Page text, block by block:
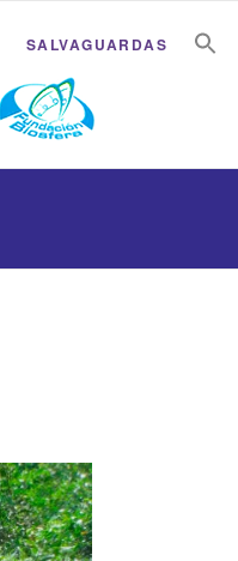
SALVAGUARDAS